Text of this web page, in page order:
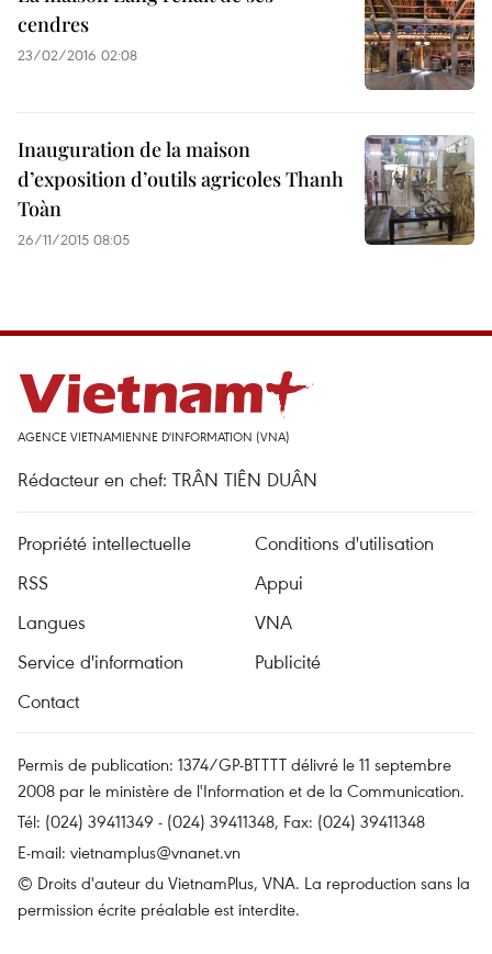
cendres
23/02/2016 02:08
Inauguration de la maison
d’exposition d’outils agricoles Thanh
Toàn
26/11/2015 08:05
AGENCE VIETNAMIENNE D'INFORMATION (VNA)
Rédacteur en chef: TRÂN TIÊN DUÂN
Propriété intellectuelle
Conditions d'utilisation
RSS
Appui
Langues
VNA
Service d'information
Publicité
Contact
Permis de publication: 1374/GP-BTTTT délivré le 11 septembre
2008 par le ministère de l'Information et de la Communication.
Tél: (024) 39411349 - (024) 39411348, Fax: (024) 39411348
E-mail: vietnamplus@vnanet.vn
© Droits d'auteur du VietnamPlus, VNA. La reproduction sans la
permission écrite préalable est interdite.